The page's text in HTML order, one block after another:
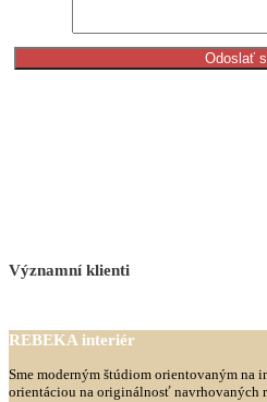
Významníklienti
REBEKA interiér
Sme moderným štúdiom orientovaným
orientáciou na originálnosť navrhovaných